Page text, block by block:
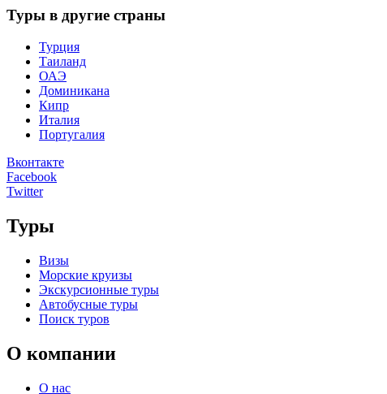
Туры в другие страны
Турция
Таиланд
ОАЭ
Доминикана
Кипр
Италия
Португалия
Вконтакте
Facebook
Twitter
Туры
Визы
Морские круизы
Экскурсионные туры
Автобусные туры
Поиск туров
О компании
О нас